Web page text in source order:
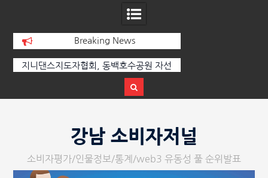
Breaking News
[손영미의 감성가곡] 누군가가 그립다
강남 소비자저널
소비자평가/인물정보/통계/web3 유동성 풀 순위발표